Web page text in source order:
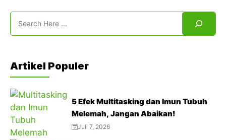
Search
Artikel Populer
5 Efek Multitasking dan Imun Tubuh
Melemah, Jangan Abaikan!
Juli 7, 2026